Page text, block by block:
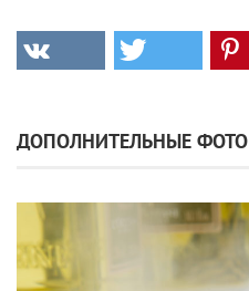
ДОПОЛНИТЕЛЬНЫЕ ФОТО